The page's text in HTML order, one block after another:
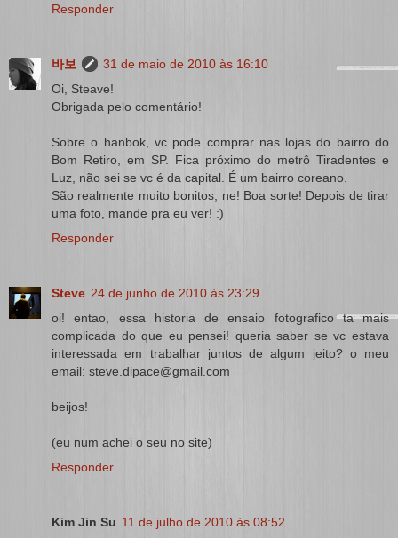
Responder
바보
31 de maio de 2010 às 16:10
Oi, Steave!
Obrigada pelo comentário!
Sobre o hanbok, vc pode comprar nas lojas do bairro do
Bom Retiro, em SP. Fica próximo do metrô Tiradentes e
Luz, não sei se vc é da capital. É um bairro coreano.
São realmente muito bonitos, ne! Boa sorte! Depois de tirar
uma foto, mande pra eu ver! :)
Responder
Steve 24 de junho de 2010 às 23:29
oi! entao, essa historia de ensaio fotografico ta mais
complicada do que eu pensei! queria saber se vc estava
interessada em trabalhar juntos de algum jeito? o meu
email: steve.dipace@gmail.com
beijos!
(eu num achei o seu no site)
Responder
Kim Jin Su 11 de julho de 2010 às 08:52